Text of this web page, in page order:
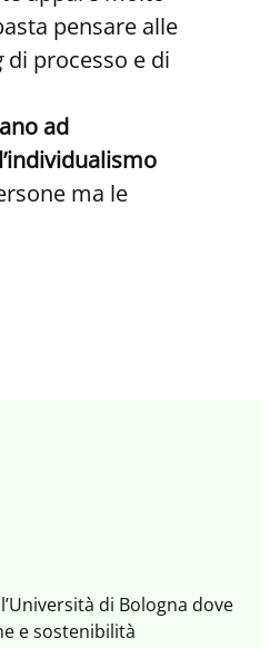
pensare alle
di processo e di
ad
ma le
di Bologna dove
e sostenibilità